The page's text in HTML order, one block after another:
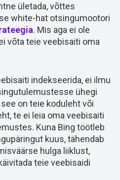
ületada, võttes
white-hat otsingumootori
. Mis aga ei ole
võta teie veebisaiti oma
indekseerida, ei ilmu
ühegi
see on teie koduleht või
te ei leia oma veebisaiti
Kuna Bing töötleb
kuus, tähendab
hulga liiklust,
teie veebisaidi